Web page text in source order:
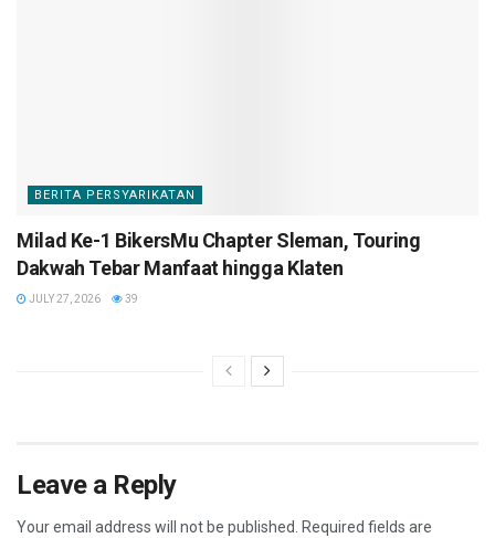
BERITA PERSYARIKATAN
Milad Ke-1 BikersMu Chapter Sleman, Touring
Dakwah Tebar Manfaat hingga Klaten
JULY 27, 2026 39
Leave a Reply
Your email address will not be published. Required fields are